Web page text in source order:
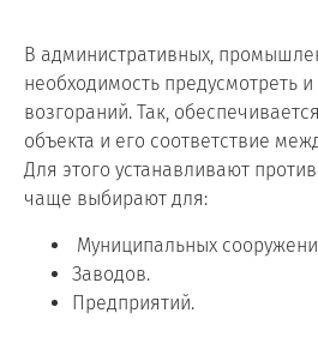
В административных,
необходимость предусмотреть
возгораний. Так,
объекта и его соответствие
Для этого устанавливают
чаще выбирают для:
Муниципальных
Заводов.
Предприятий.